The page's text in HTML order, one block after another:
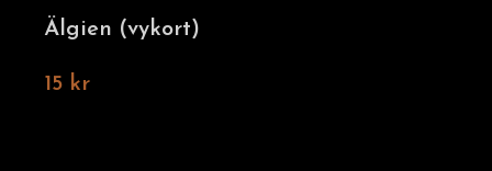
Älgien (vykort)
15 kr